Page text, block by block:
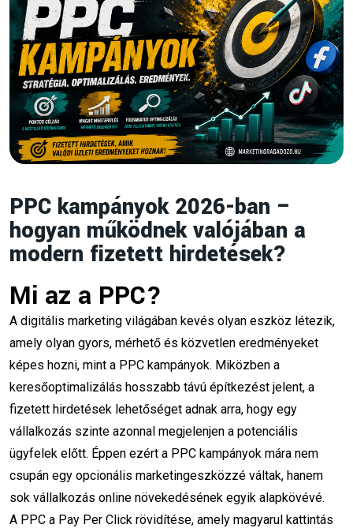
Kategóriák
Marketing (46)
Stratégia & Branding (2)
PPC & Hirdetések
Eszközök & Automatizálás
Social Media & Influencer
Marketing Képzés & Tippek (13)
Digital Marketing Tanfolyam
Marketing Állások
Legutóbbi cikkek
PPC kampányok 2026-ban –
hogyan működnek valójában a
modern fizetett hirdetések?
Mi az a PPC?
A digitális marketing világában kevés olyan eszköz létezik,
amely olyan gyors, mérhető és közvetlen eredményeket
képes hozni, mint a PPC kampányok. Miközben a
keresőoptimalizálás hosszabb távú építkezést jelent, a
fizetett hirdetések lehetőséget adnak arra, hogy egy
vállalkozás szinte azonnal megjelenjen a potenciális
ügyfelek előtt. Éppen ezért a PPC kampányok mára nem
csupán egy opcionális marketingeszközzé váltak, hanem
sok vállalkozás online növekedésének egyik alapkövévé.
A PPC a Pay Per Click rövidítése, amely magyarul kattintás